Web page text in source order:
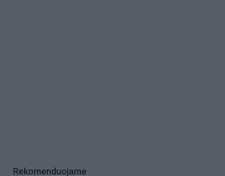
Rekomenduojame